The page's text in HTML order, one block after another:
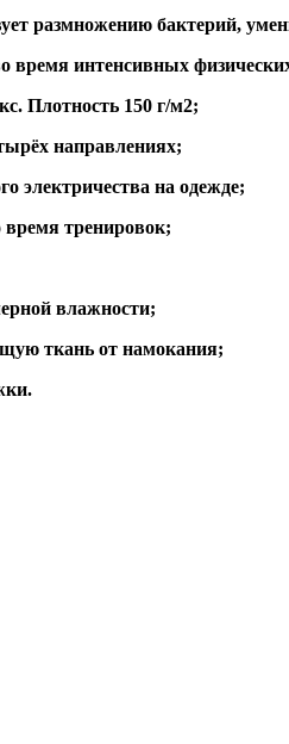
размножению бактерий,
время интенсивных
Плотность 150 г/м2;
направлениях;
электричества на одежде;
тренировок;
влажности;
ткань от намокания;